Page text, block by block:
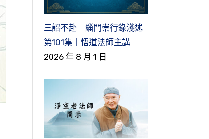
三詔不赴｜緇門崇行錄淺述
第101集｜悟道法師主講
2026 年 8 月 1 日